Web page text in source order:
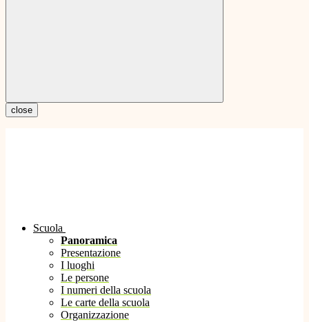
close
Scuola
Panoramica
Presentazione
I luoghi
Le persone
I numeri della scuola
Le carte della scuola
Organizzazione